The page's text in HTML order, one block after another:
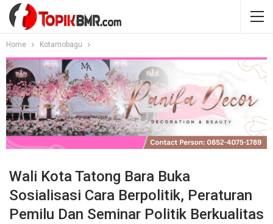
Home Kotamobagu
Wali Kota Tatong Bara Buka
Sosialisasi Cara Berpolitik, Peraturan
Pemilu Dan Seminar Politik Berkualitas